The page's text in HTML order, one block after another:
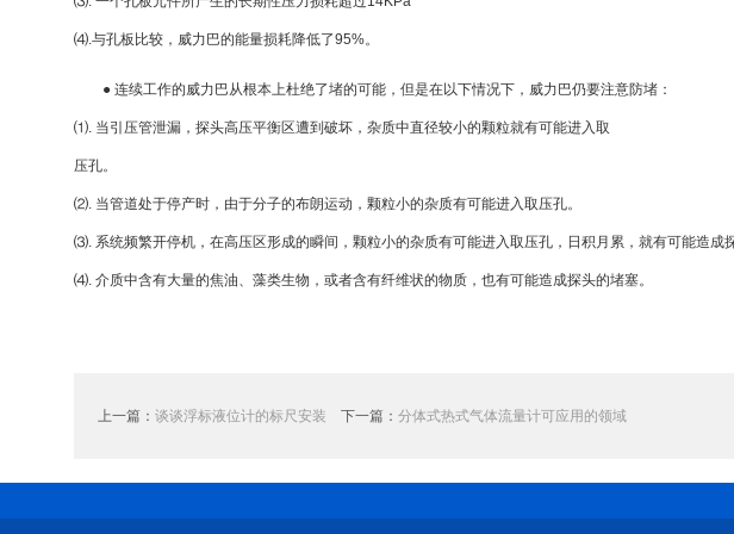
⑷.与孔板比较，威力巴的能量损耗降低了95%。
● 连续工作的威力巴从根本上杜绝了堵的可能，但是在以下情况下，威力巴仍要注意防堵：
⑴. 当引压管泄漏，探头高压平衡区遭到破坏，杂质中直径较小的颗粒就有可能进入取
压孔。
⑵. 当管道处于停产时，由于分子的布朗运动，颗粒小的杂质有可能进入取压孔。
⑶. 系统频繁开停机，在高压区形成的瞬间，颗粒小的杂质有可能进入取压孔，日积月累，就有可能造成
⑷. 介质中含有大量的焦油、藻类生物，或者含有纤维状的物质，也有可能造成探头的堵塞。
上一篇： 谈谈浮标液位计的标尺安装 下一篇： 分体式热式气体流量计可应用的领域